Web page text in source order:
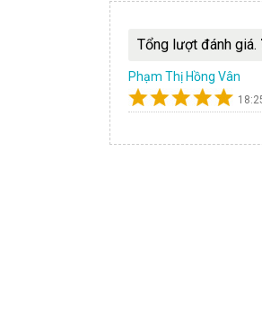
Tổng lượt đánh giá.
Phạm Thị Hồng Vân